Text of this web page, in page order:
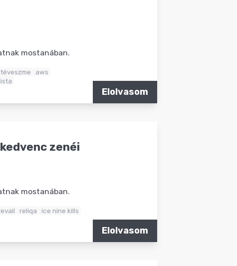
mostanában.
téveszme
aws
Elolvasom
zenéi
mostanában.
reliqa
ice nine kills
Elolvasom